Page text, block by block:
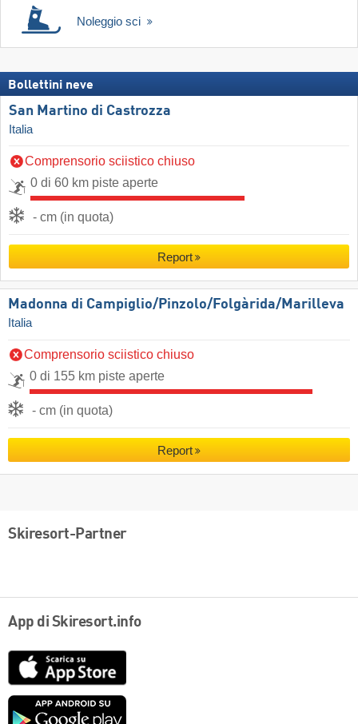
Noleggio sci
Bollettini neve
San Martino di Castrozza
Italia
Comprensorio sciistico chiuso
0 di 60 km piste aperte
- cm (in quota)
Report
Madonna di Campiglio/​Pinzolo/​Folgàrida/​Marilleva
Italia
Comprensorio sciistico chiuso
0 di 155 km piste aperte
- cm (in quota)
Report
Skiresort-Partner
App di Skiresort.info
Google